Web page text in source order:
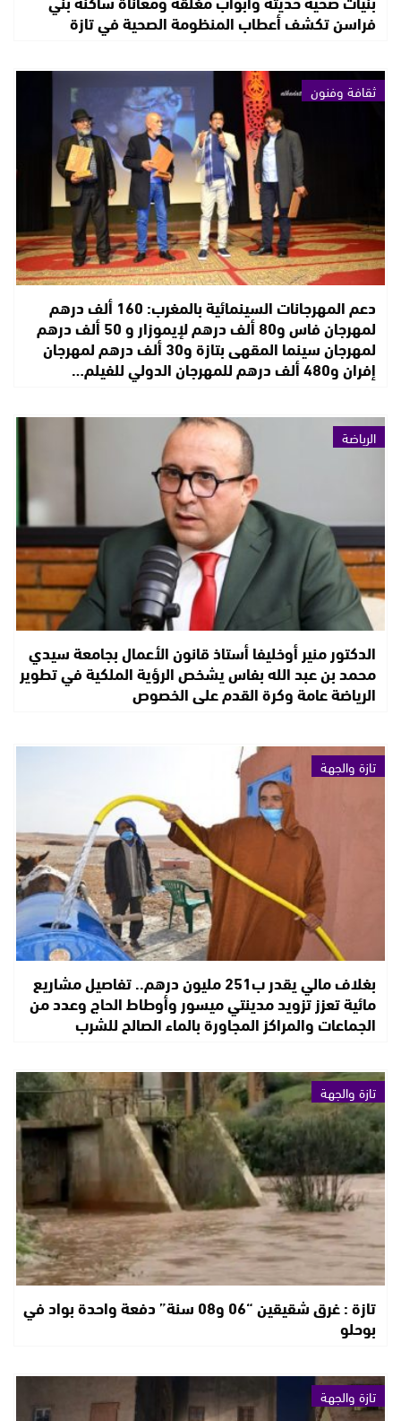
فراسن تكشف أعطاب المنظومة الصحية في تازة
ثقافة وفنون
دعم المهرجانات السينمائية بالمغرب: 160 ألف درهم
لمهرجان فاس و80 ألف درهم لإيموزار و 50 ألف درهم
لمهرجان سينما المقهى بتازة و30 ألف درهم لمهرجان
إفران و480 ألف درهم للمهرجان الدولي للفيلم…
الرياضة
الدكتور منير أوخليفا أستاذ قانون الأعمال بجامعة سيدي
محمد بن عبد الله بفاس يشخص الرؤية الملكية في تطوير
الرياضة عامة وكرة القدم على الخصوص
تازة والجهة
بغلاف مالي يقدر ب251 مليون درهم.. تفاصيل مشاريع
مائية تعزز تزويد مدينتي ميسور وأوطاط الحاج وعدد من
الجماعات والمراكز المجاورة بالماء الصالح للشرب
تازة والجهة
تازة : غرق شقيقين “06 و08 سنة” دفعة واحدة بواد في
بوحلو
تازة والجهة